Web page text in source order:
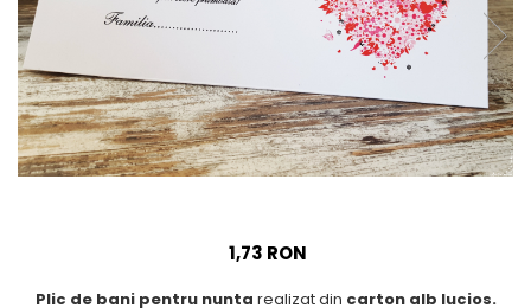
Meniuri & nr de BOTEZ
Plicuri si cartoane pentru
INVITATII
TAVA pentru MOT
Cruciulite de BOTEZ
Trusouri & Lumanari Botez
Pahare Miri & Nasi
Cocarde nunta
Inmormatare/pomana
Meniuri pentru NUNTA
Decoratiuni NUNTA
1,73 RON
Plic de bani pentru nunta realizat din carton alb lucios.